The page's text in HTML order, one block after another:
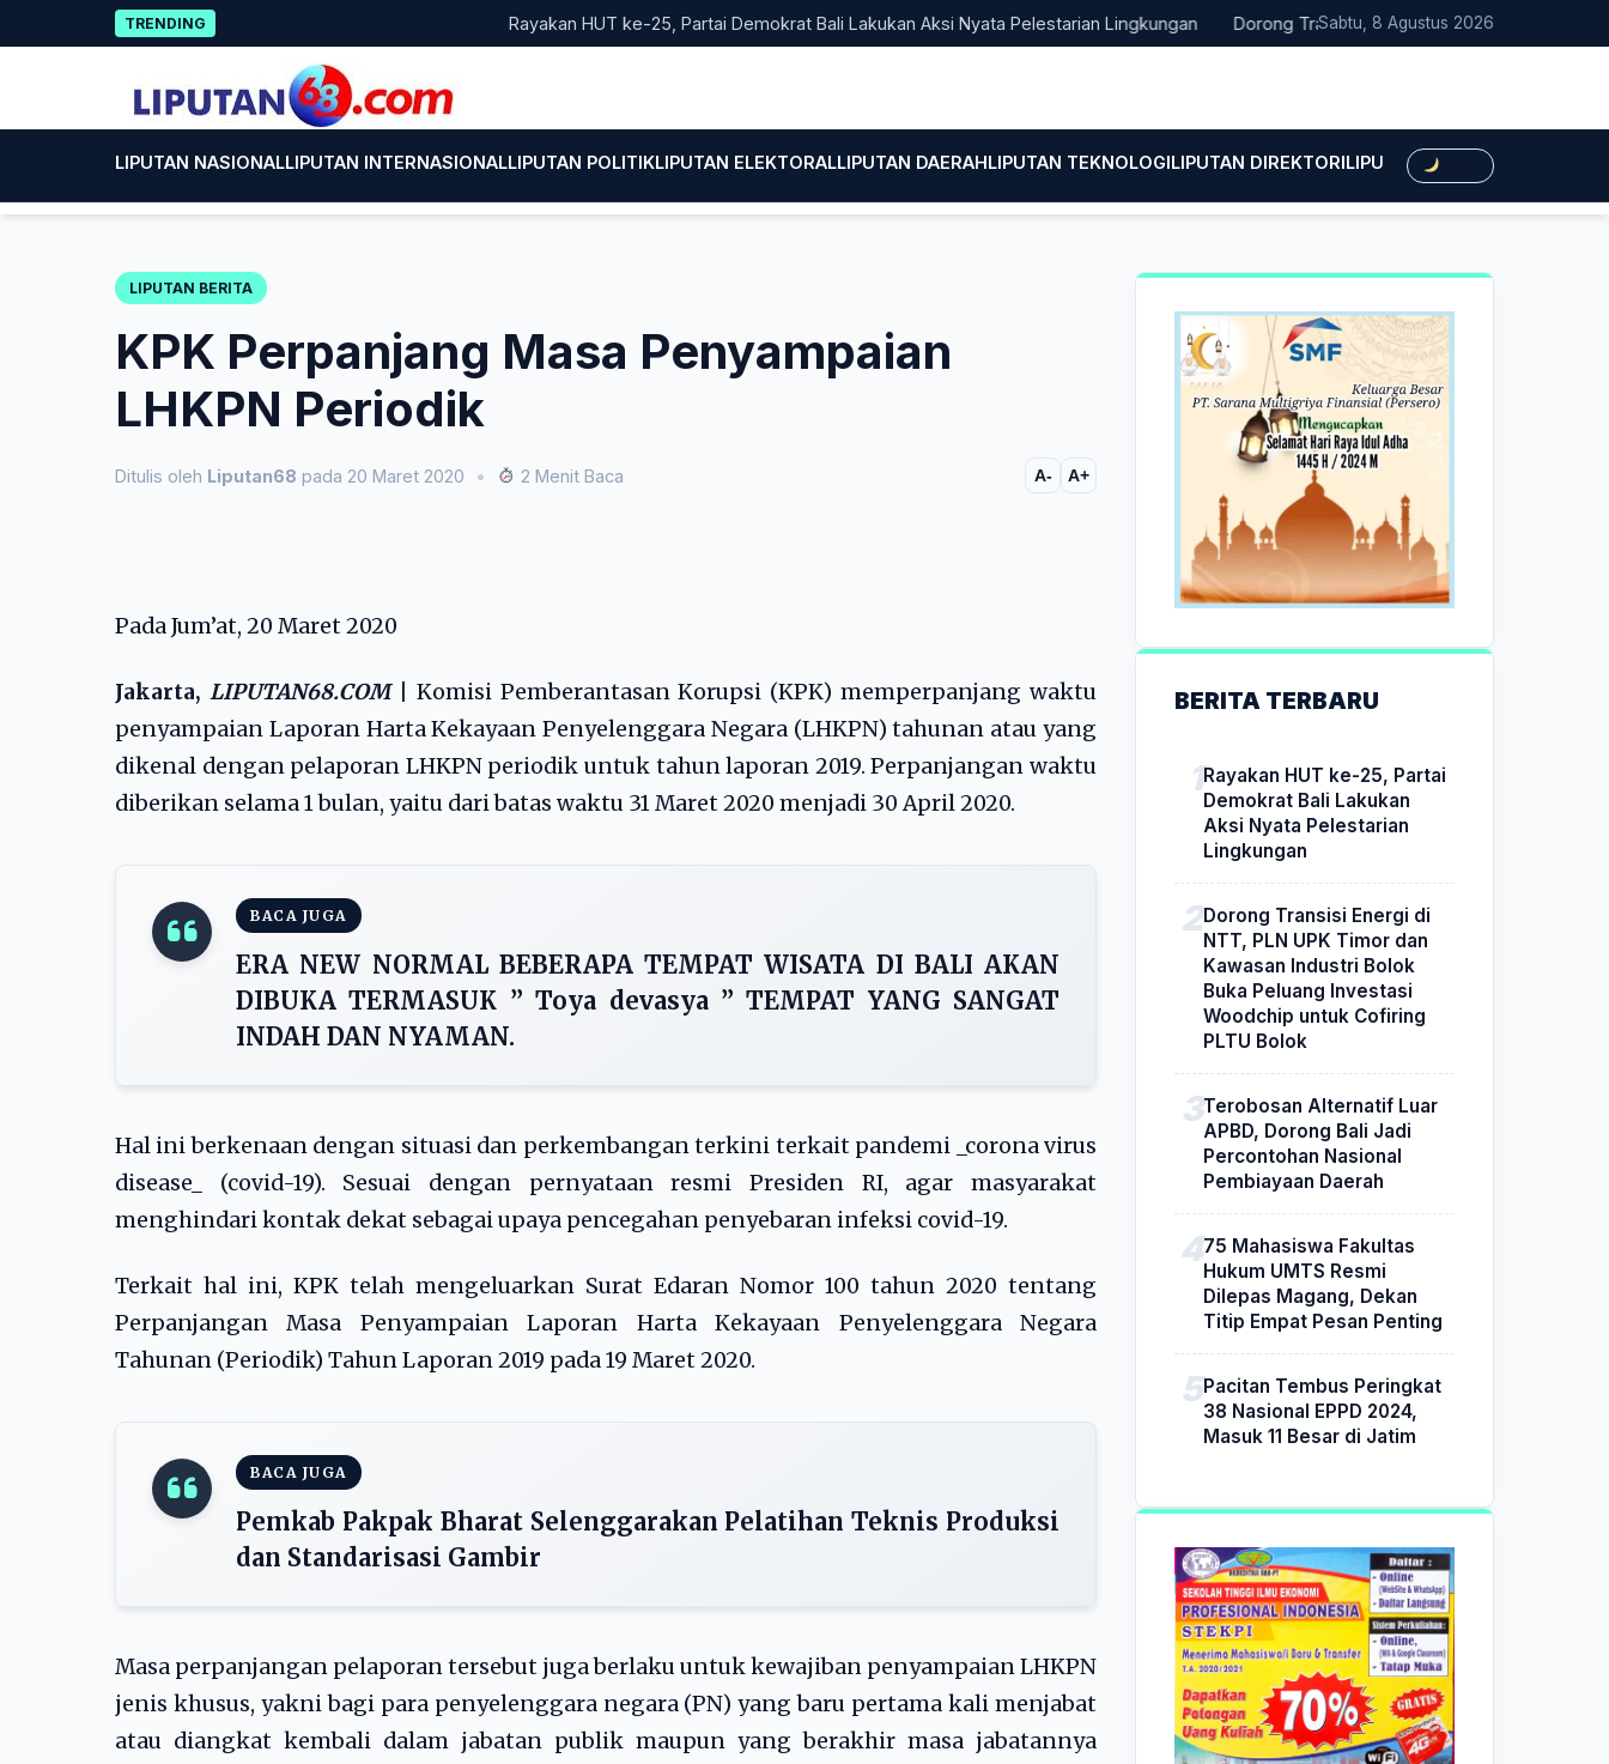
to
TRENDING Rayakan HUT ke-25, Partai Demokrat Bali Lakukan Aksi Nyata Pelestarian Lingkungan Dorong Transisi Energi di NTT, PLN UPK Timor dan
Sabtu, 8 Agustus 2026
LIPUTAN NASIONALLIPUTAN INTERNASIONALLIPUTAN POLITIKLIPUTAN ELEKTORALLIPUTAN DAERAHLIPUTAN TEKNOLOGILIPUTAN DIREKTORILIPUTAN HUKUMLIPUTAN
LIPUTAN BERITA
KPK Perpanjang Masa Penyampaian
LHKPN Periodik
Ditulis oleh Liputan68 pada 20 Maret 2020 • 2 Menit Baca A- A+
Pada Jum’at, 20 Maret 2020
Jakarta, LIPUTAN68.COM| Komisi Pemberantasan Korupsi (KPK) memperpanjang waktu
penyampaian Laporan Harta Kekayaan Penyelenggara Negara (LHKPN) tahunan atau yang
dikenal dengan pelaporan LHKPN periodik untuk tahun laporan 2019. Perpanjangan waktu
diberikan selama 1 bulan, yaitu dari batas waktu 31 Maret 2020 menjadi 30 April 2020.
BACA JUGA
ERA NEW NORMAL BEBERAPA TEMPAT WISATA DI BALI AKAN
DIBUKA TERMASUK ” Toya devasya ” TEMPAT YANG SANGAT
INDAH DAN NYAMAN.
Hal ini berkenaan dengan situasi dan perkembangan terkini terkait pandemi _corona virus
disease_ (covid-19). Sesuai dengan pernyataan resmi Presiden RI, agar masyarakat
menghindari kontak dekat sebagai upaya pencegahan penyebaran infeksi covid-19.
Terkait hal ini, KPK telah mengeluarkan Surat Edaran Nomor 100 tahun 2020 tentang
Perpanjangan Masa Penyampaian Laporan Harta Kekayaan Penyelenggara Negara
Tahunan (Periodik) Tahun Laporan 2019 pada 19 Maret 2020.
BACA JUGA
Pemkab Pakpak Bharat Selenggarakan Pelatihan Teknis Produksi
dan Standarisasi Gambir
Masa perpanjangan pelaporan tersebut juga berlaku untuk kewajiban penyampaian LHKPN
jenis khusus, yakni bagi para penyelenggara negara (PN) yang baru pertama kali menjabat
atau diangkat kembali dalam jabatan publik maupun yang berakhir masa jabatannya
BERITA TERBARU
Rayakan HUT ke-25, Partai
Demokrat Bali Lakukan
Aksi Nyata Pelestarian
Lingkungan
Dorong Transisi Energi di
NTT, PLN UPK Timor dan
Kawasan Industri Bolok
Buka Peluang Investasi
Woodchip untuk Cofiring
PLTU Bolok
Terobosan Alternatif Luar
APBD, Dorong Bali Jadi
Percontohan Nasional
Pembiayaan Daerah
75 Mahasiswa Fakultas
Hukum UMTS Resmi
Dilepas Magang, Dekan
Titip Empat Pesan Penting
Pacitan Tembus Peringkat
38 Nasional EPPD 2024,
Masuk 11 Besar di Jatim